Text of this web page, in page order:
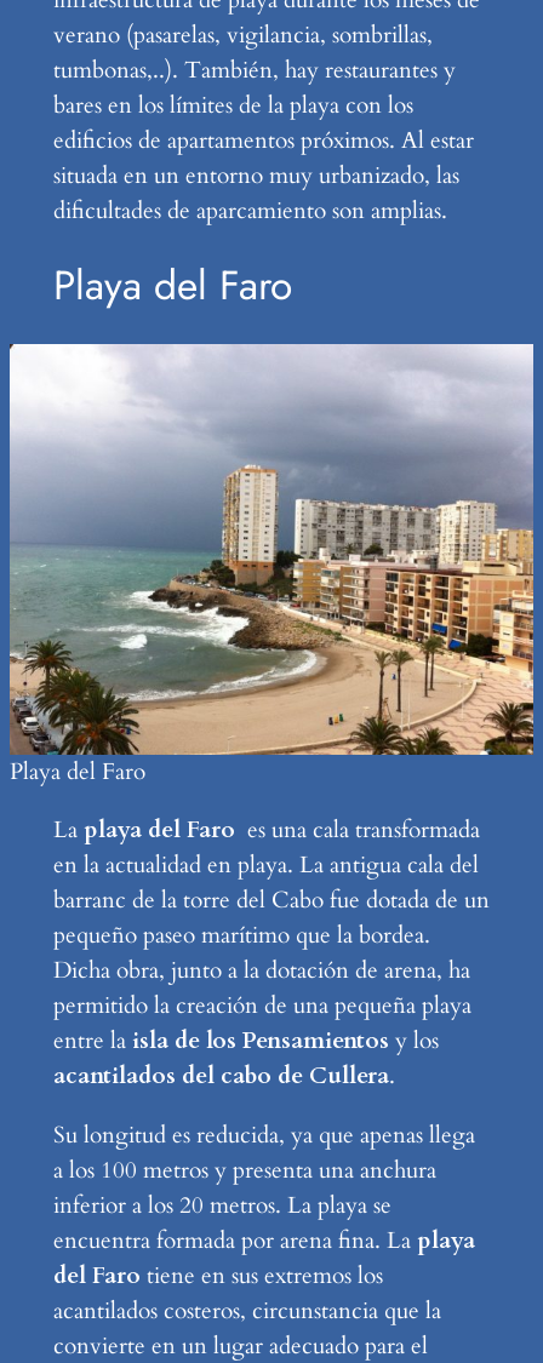
verano (pasarelas, vigilancia, sombrillas,
tumbonas,..). También, hay restaurantes y
bares en los límites de la playa con los
edificios de apartamentos próximos. Al estar
situada en un entorno muy urbanizado, las
dificultades de aparcamiento son amplias.
Playa del Faro
Playa del Faro
Laplaya del Faro es una cala transformada
en la actualidad en playa. La antigua cala del
barranc de la torre del Cabo fue dotada de un
pequeño paseo marítimo que la bordea.
Dicha obra, junto a la dotación de arena, ha
permitido la creación de una pequeña playa
entre laisla de los Pensamientos y los
acantilados del cabo de Cullera.
Su longitud es reducida, ya que apenas llega
a los 100 metros y presenta una anchura
inferior a los 20 metros. La playa se
encuentra formada por arena fina. Laplaya
del Faro tiene en sus extremos los
acantilados costeros, circunstancia que la
convierte en un lugar adecuado para el